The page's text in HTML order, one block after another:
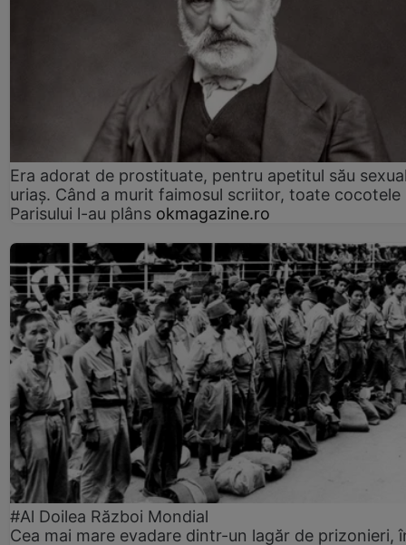
Era adorat de prostituate, pentru apetitul său
uriaș. Când a murit faimosul scriitor, toate cocotele
Parisului l-au plâns okmagazine.ro
#Al Doilea Război Mondial
Cea mai mare evadare dintr-un lagăr de prizonieri,